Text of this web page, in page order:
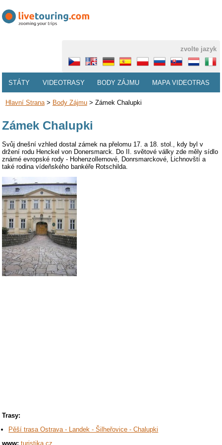
zvolte jazyk
STÁTY VIDEOTRASY BODY ZÁJMU MAPA VIDEOTRAS
Hlavní Strana> Body Zájmu> Zámek Chalupki
Zámek Chalupki
Svůj dnešní vzhled dostal zámek na přelomu 17. a 18. stol., kdy byl v
držení rodu Henckel von Donersmarck. Do II. světové války zde měly sídlo
známé evropské rody - Hohenzollernové, Donrsmarckové, Lichnovští a
také rodina vídeňského bankéře Rotschilda.
Trasy:
Pěší trasa Ostrava - Landek - Šilheřovice - Chalupki
www: turistika.cz